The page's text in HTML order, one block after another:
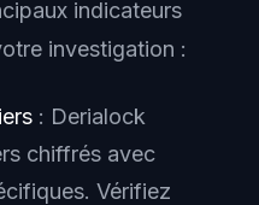
indicateurs
investigation :
: Derialock
chiffrés avec
Vérifiez